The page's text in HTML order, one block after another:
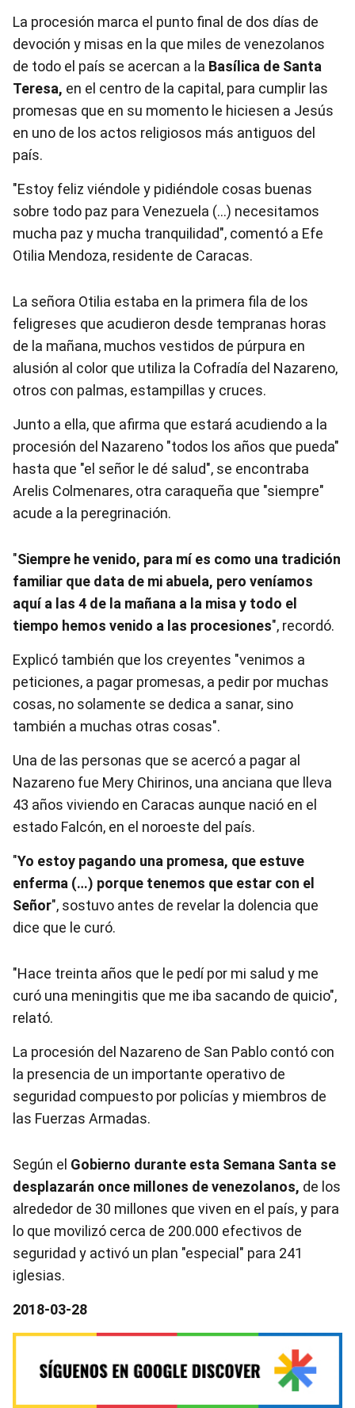
La procesión marca el punto final de dos días de
devoción y misas en la que miles de venezolanos
de todo el país se acercan a la Basílica de Santa
Teresa, en el centro de la capital, para cumplir las
promesas que en su momento le hiciesen a Jesús
en uno de los actos religiosos más antiguos del
país.
"Estoy feliz viéndole y pidiéndole cosas buenas
sobre todo paz para Venezuela (…) necesitamos
mucha paz y mucha tranquilidad", comentó a Efe
Otilia Mendoza, residente de Caracas.
La señora Otilia estaba en la primera fila de los
feligreses que acudieron desde tempranas horas
de la mañana, muchos vestidos de púrpura en
alusión al color que utiliza la Cofradía del Nazareno,
otros con palmas, estampillas y cruces.
Junto a ella, que afirma que estará acudiendo a la
procesión del Nazareno "todos los años que pueda"
hasta que "el señor le dé salud", se encontraba
Arelis Colmenares, otra caraqueña que "siempre"
acude a la peregrinación.
"Siempre he venido, para mí es como una tradición
familiar que data de mi abuela, pero veníamos
aquí a las 4 de la mañana a la misa y todo el
tiempo hemos venido a las procesiones", recordó.
Explicó también que los creyentes "venimos a
peticiones, a pagar promesas, a pedir por muchas
cosas, no solamente se dedica a sanar, sino
también a muchas otras cosas".
Una de las personas que se acercó a pagar al
Nazareno fue Mery Chirinos, una anciana que lleva
43 años viviendo en Caracas aunque nació en el
estado Falcón, en el noroeste del país.
"Yo estoy pagando una promesa, que estuve
enferma (…) porque tenemos que estar con el
Señor", sostuvo antes de revelar la dolencia que
dice que le curó.
"Hace treinta años que le pedí por mi salud y me
curó una meningitis que me iba sacando de quicio",
relató.
La procesión del Nazareno de San Pablo contó con
la presencia de un importante operativo de
seguridad compuesto por policías y miembros de
las Fuerzas Armadas.
Según el Gobierno durante esta Semana Santa se
desplazarán once millones de venezolanos, de los
alrededor de 30 millones que viven en el país, y para
lo que movilizó cerca de 200.000 efectivos de
seguridad y activó un plan "especial" para 241
iglesias.
2018-03-28